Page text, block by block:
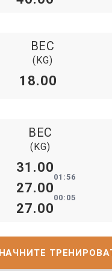
ВЕС
(KG)
18.00
ВЕС
(KG)
31.00
27.00
01:56
27.00
00:05
НАЧНИТЕ